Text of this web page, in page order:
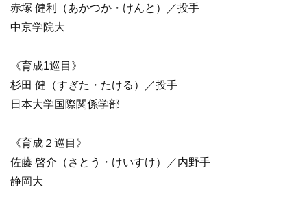
赤塚 健利（あかつか・けんと）／投手
中京学院大
《育成1巡目》
杉田 健（すぎた・たける）／投手
日本大学国際関係学部
《育成２巡目》
佐藤 啓介（さとう・けいすけ）／内野手
静岡大